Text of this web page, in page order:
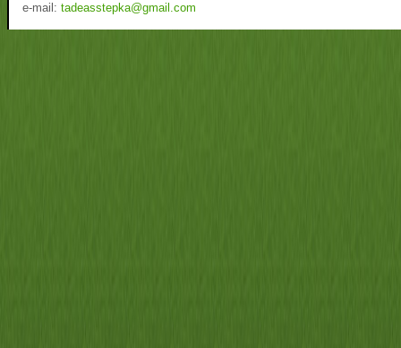
e-mail: tadeasstepka@gmail.com